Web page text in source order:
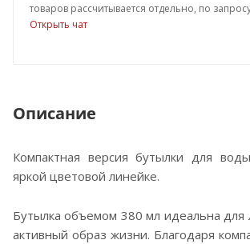
товаров рассчитывается отдельно, по
Открыть чат
Описание
Компактная версия бутылки для
яркой цветовой линейке.
Бутылка объемом 380 мл идеальна
активный образ жизни. Благодаря